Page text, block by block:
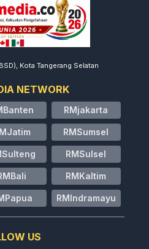
Kota Tangerang Selatan
NETWORK
RMjakarta
RMSumsel
RMSulsel
RMKaltim
RMIndramayu
US